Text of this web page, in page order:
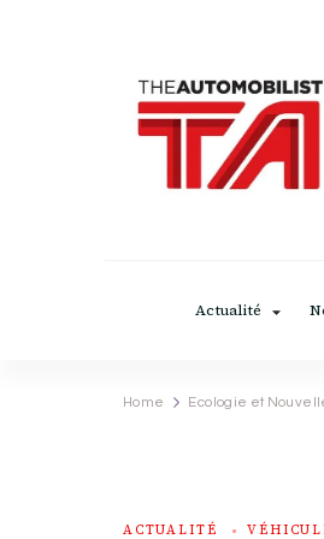
Actualité
Home Ecologie et
ACTUALITÉ